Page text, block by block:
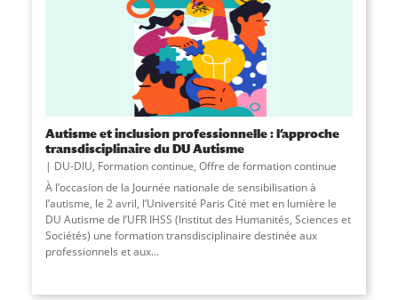
Autisme et inclusion professionnelle : l’approche
transdisciplinaire du DU Autisme
DU-DIU, Formation continue, Offre de formation continue
À l’occasion de la Journée nationale de sensibilisation à
l’autisme, le 2 avril, l’Université Paris Cité met en lumière le
DU Autisme de l’UFR IHSS (Institut des Humanités, Sciences et
Sociétés) une formation transdisciplinaire destinée aux
professionnels et aux...